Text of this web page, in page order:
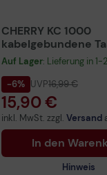
CHERRY KC 1000
kabelgebundene
QWERTZ DE -
Auf Lager: Lieferung in
-6% UVP16,99 €
15,90 €
inkl. MwSt. zzgl. Versand
In den
Hinweis